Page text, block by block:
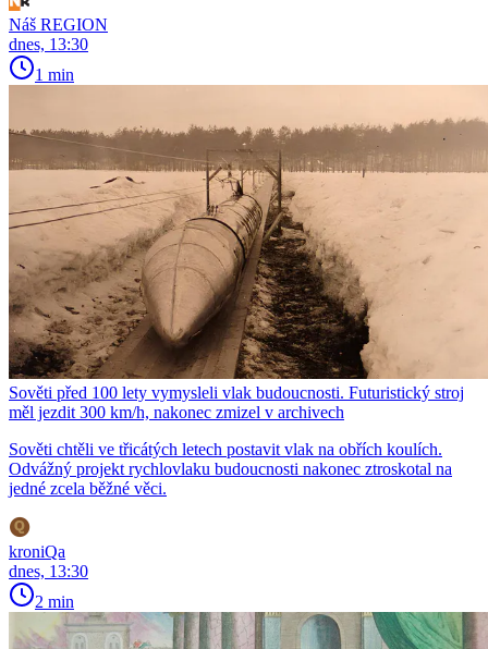
Náš REGION
dnes, 13:30
1 min
Sověti před 100 lety vymysleli vlak budoucnosti. Futuristický stroj
měl jezdit 300 km/h, nakonec zmizel v archivech
Sověti chtěli ve třicátých letech postavit vlak na obřích koulích.
Odvážný projekt rychlovlaku budoucnosti nakonec ztroskotal na
jedné zcela běžné věci.
kroniQa
dnes, 13:30
2 min